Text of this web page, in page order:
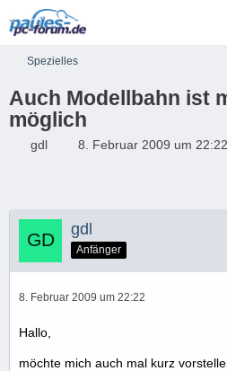
Spezielles
Auch Modellbahn ist
möglich
gdl 8. Februar 2009 um 22:22
gdl
Anfänger
8. Februar 2009 um 22:22
Hallo,
möchte mich auch mal kurz